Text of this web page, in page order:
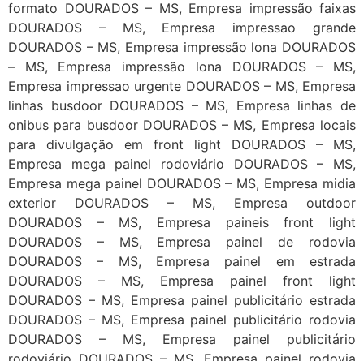
formato DOURADOS – MS, Empresa impressão faixas
DOURADOS – MS, Empresa impressao grande
DOURADOS – MS, Empresa impressão lona DOURADOS
– MS, Empresa impressão lona DOURADOS – MS,
Empresa impressao urgente DOURADOS – MS, Empresa
linhas busdoor DOURADOS – MS, Empresa linhas de
onibus para busdoor DOURADOS – MS, Empresa locais
para divulgação em front light DOURADOS – MS,
Empresa mega painel rodoviário DOURADOS – MS,
Empresa mega painel DOURADOS – MS, Empresa midia
exterior DOURADOS – MS, Empresa outdoor
DOURADOS – MS, Empresa paineis front light
DOURADOS – MS, Empresa painel de rodovia
DOURADOS – MS, Empresa painel em estrada
DOURADOS – MS, Empresa painel front light
DOURADOS – MS, Empresa painel publicitário estrada
DOURADOS – MS, Empresa painel publicitário rodovia
DOURADOS – MS, Empresa painel publicitário